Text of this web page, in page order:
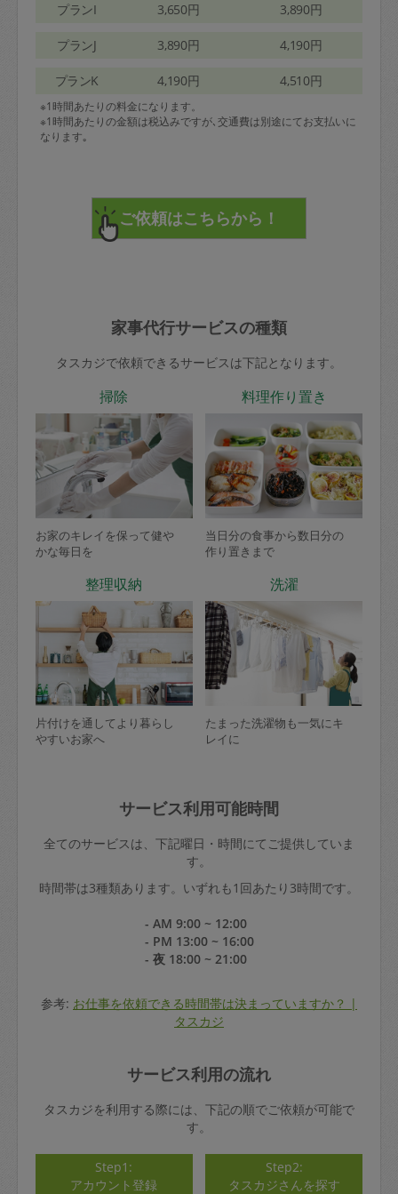
プランI 3,650円 3,890円
プランJ 3,890円 4,190円
プランK 4,190円 4,510円
※1時間あたりの料金になります。
※1時間あたりの金額は税込みですが､交通費は別途にてお支払いに
なります｡
家事代行サービスの種類
タスカジで依頼できるサービスは下記となります。
掃除
お家のキレイを保って健や
かな毎日を
料理作り置き
当日分の食事から数日分の
作り置きまで
整理収納
片付けを通してより暮らし
やすいお家へ
洗濯
たまった洗濯物も一気にキ
レイに
サービス利用可能時間
全てのサービスは、下記曜日・時間にてご提供していま
す。
時間帯は3種類あります。いずれも1回あたり3時間です。
- AM 9:00 ~ 12:00
- PM 13:00 ~ 16:00
- 夜 18:00 ~ 21:00
参考: お仕事を依頼できる時間帯は決まっていますか？ |
タスカジ
サービス利用の流れ
タスカジを利用する際には、下記の順でご依頼が可能で
す。
Step1:
アカウント登録
Step2:
タスカジさんを探す